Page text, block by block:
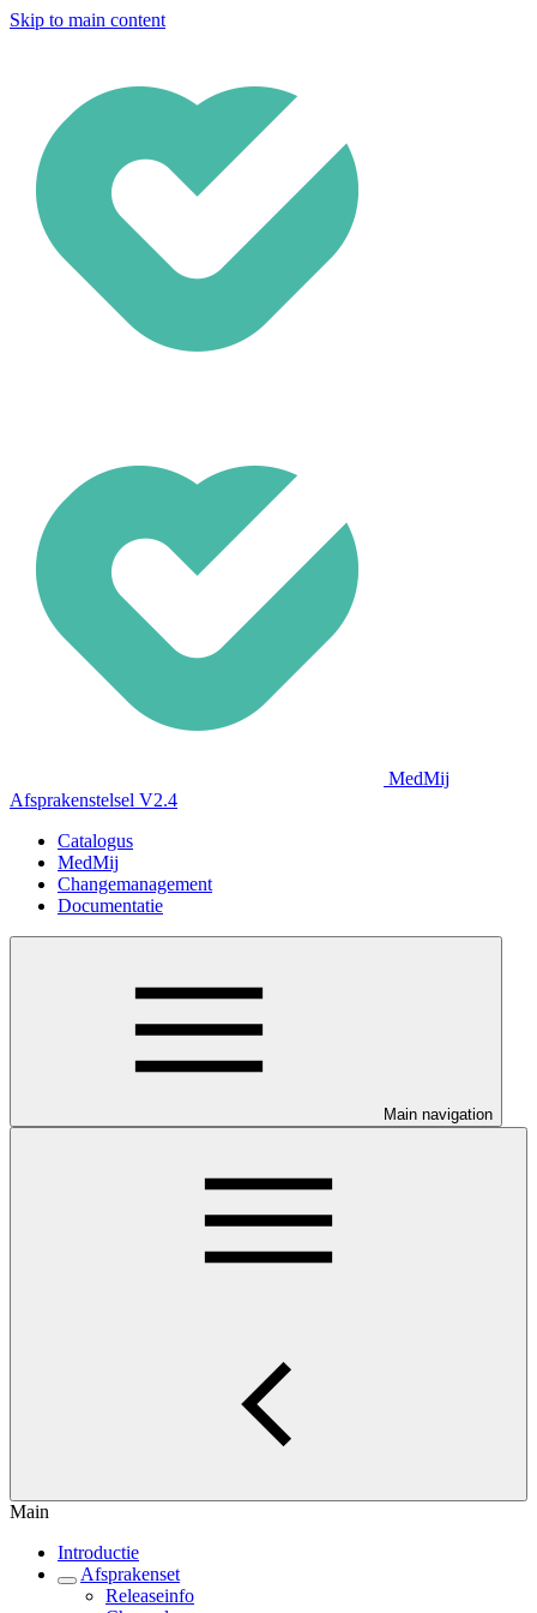
Skip to main content
MedMij
Afsprakenstelsel V2.4
Catalogus
MedMij
Changemanagement
Documentatie
Main navigation
Main
Introductie
Afsprakenset
Releaseinfo